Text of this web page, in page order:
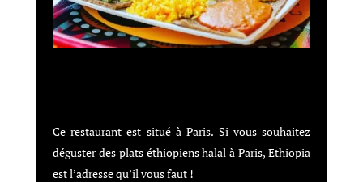
Ce restaurant est situé à Paris. Si vous souhaitez
déguster des plats éthiopiens halal à Paris, Ethiopia
est l’adresse qu’il vous faut !